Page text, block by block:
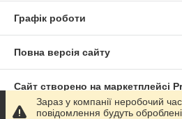
Графік роботи
Повна версія сайту
Сайт створено на маркетплейсі
Зараз у компанії неробочий
повідомлення будуть